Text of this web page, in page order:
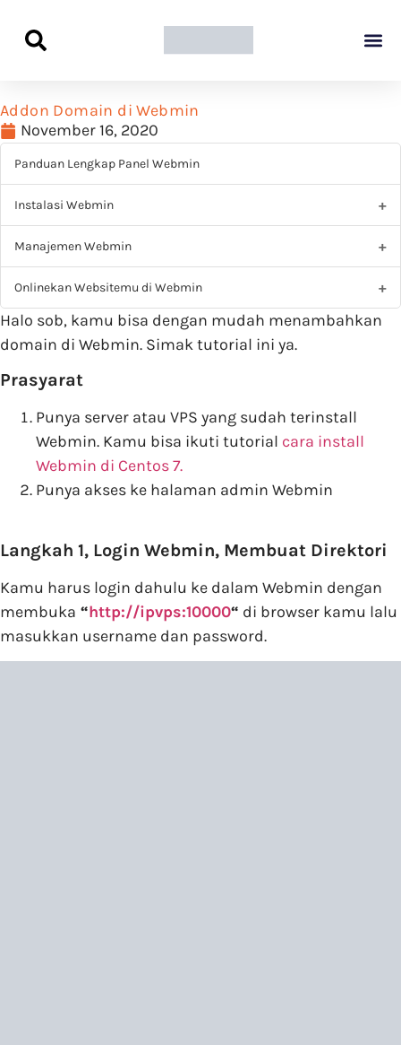
Addon Domain di Webmin
November 16, 2020
Panduan Lengkap Panel Webmin
Instalasi Webmin
Manajemen Webmin
Onlinekan Websitemu di Webmin
Halo sob, kamu bisa dengan mudah menambahkan
domain di Webmin. Simak tutorial ini ya.
Prasyarat
Punya server atau VPS yang sudah terinstall
Webmin. Kamu bisa ikuti tutorial cara install
Webmin di Centos 7.
Punya akses ke halaman admin Webmin
Langkah 1, Login Webmin, Membuat Direktori
Kamu harus login dahulu ke dalam Webmin dengan
membuka “http://ipvps:10000“ di browser kamu lalu
masukkan username dan password.